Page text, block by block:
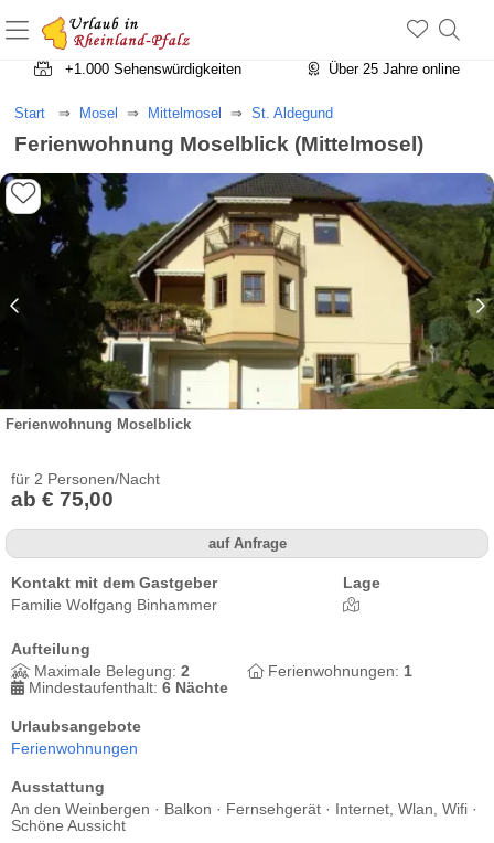
+1.500 Unterkünfte in Rheinland-Pfalz
+1.000 Sehenswürdigkeiten
Über 25 Jahre online
Start Mosel Mittelmosel St. Aldegund
Ferienwohnung Moselblick (Mittelmosel)
Ferienwohnung Moselblick
für 2 Personen/Nacht
ab € 75,00
auf Anfrage
Kontakt mit dem Gastgeber
Familie Wolfgang Binhammer
Lage
Aufteilung
Maximale Belegung: 2 Ferienwohnungen: 1
Mindestaufenthalt: 6 Nächte
Urlaubsangebote
Ferienwohnungen
Ausstattung
An den Weinbergen · Balkon · Fernsehgerät · Internet, Wlan, Wifi ·
Schöne Aussicht